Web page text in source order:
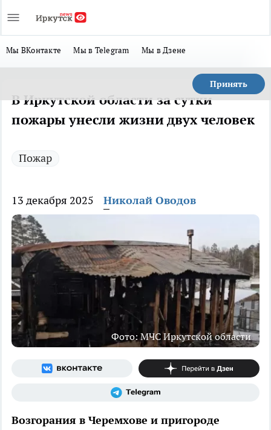
Мы ВКонтакте Мы в Telegram Мы в Дзене
Принять
В Иркутской области за сутки
пожары унесли жизни двух человек
Пожар
13 декабря 2025 Николай Оводов
Фото: МЧС Иркутской области
Возгорания в Черемхове и пригороде